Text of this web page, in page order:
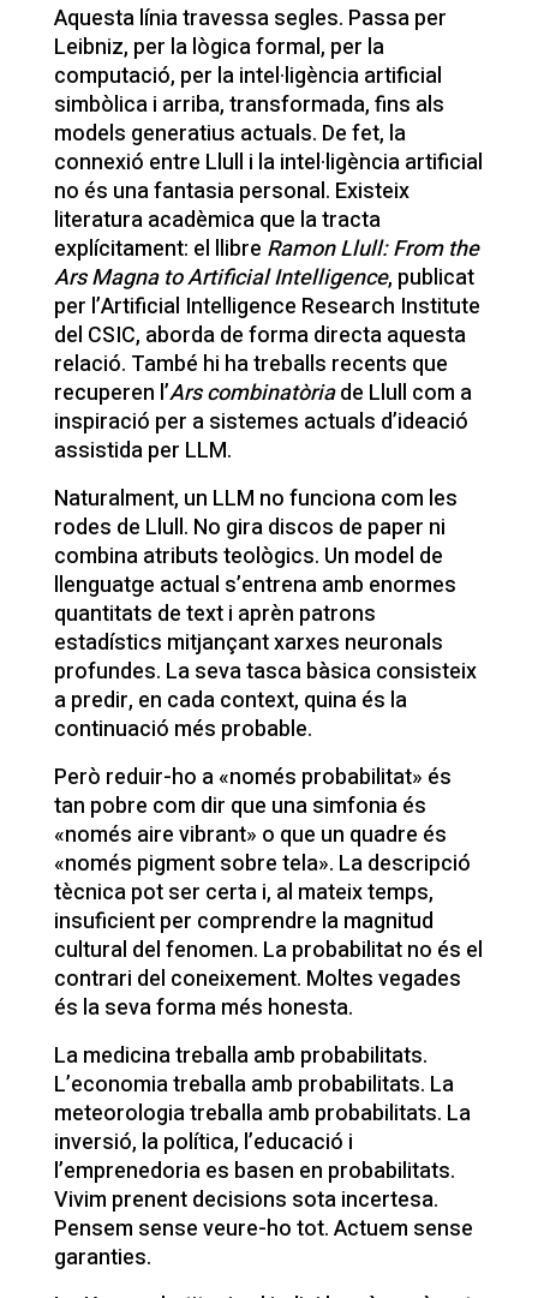
Aquesta línia travessa segles. Passa per
Leibniz, per la lògica formal, per la
computació, per la intel·ligència artificial
simbòlica i arriba, transformada, fins als
models generatius actuals. De fet, la
connexió entre Llull i la intel·ligència artificial
no és una fantasia personal. Existeix
literatura acadèmica que la tracta
explícitament: el llibre Ramon Llull: From the
Ars Magna to Artificial Intelligence, publicat
per l’Artificial Intelligence Research Institute
del CSIC, aborda de forma directa aquesta
relació. També hi ha treballs recents que
recuperen l’Ars combinatòriade Llull com a
inspiració per a sistemes actuals d’ideació
assistida per LLM.
Naturalment, un LLM no funciona com les
rodes de Llull. No gira discos de paper ni
combina atributs teològics. Un model de
llenguatge actual s’entrena amb enormes
quantitats de text i aprèn patrons
estadístics mitjançant xarxes neuronals
profundes. La seva tasca bàsica consisteix
a predir, en cada context, quina és la
continuació més probable.
Però reduir-ho a «només probabilitat» és
tan pobre com dir que una simfonia és
«només aire vibrant» o que un quadre és
«només pigment sobre tela». La descripció
tècnica pot ser certa i, al mateix temps,
insuficient per comprendre la magnitud
cultural del fenomen. La probabilitat no és el
contrari del coneixement. Moltes vegades
és la seva forma més honesta.
La medicina treballa amb probabilitats.
L’economia treballa amb probabilitats. La
meteorologia treballa amb probabilitats. La
inversió, la política, l’educació i
l’emprenedoria es basen en probabilitats.
Vivim prenent decisions sota incertesa.
Pensem sense veure-ho tot. Actuem sense
garanties.